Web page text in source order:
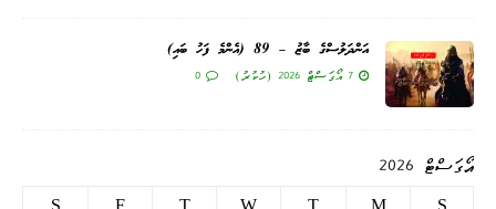
އަންދަލުސްގެ ބާޒު – 89 (އެންމެ ފަހު ބައި)
7 އޯގަސްޓް 2026 (ހުކުރު) 0
އޯގަސްޓް 2026